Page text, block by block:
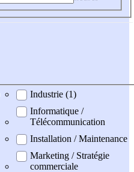
Industrie (1)
Informatique /
Télécommunication
Installation / Maintenance
Marketing / Stratégie
commerciale